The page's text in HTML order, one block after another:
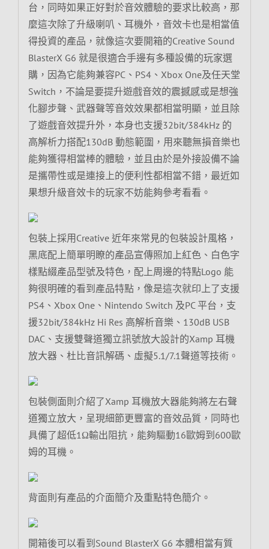
台，同時如果正好對於音效體驗的要求比較高，那
麼這次除了升級喇叭、耳機外，音效卡也是相當值
得投資的產品，就像這次要開箱的Creative Sound
BlasterX G6 就是很適合手邊有多種設備的玩家選
購，因為它能夠兼容PC、PS4、Xbox One及任天堂
Switch，不論是要提升遊戲音效的震撼感或是想強
化腳步聲、武器聲等音效效果都相當明顯，並且除
了遊戲音效提升外，本身也支援32bit/384kHz 的
高解析力搭配130dB 動態範圍，用來聽無損音樂也
能夠獲得相當棒的體驗，並且由於是外接設備不論
是攜帶性或是連接上的便利性都相當不錯，最近如
果想升級音效卡的玩家不妨能夠參考看看。
包裝上採用Creative 近年來常見的包裝設計風格，
黑底配上簡單明瞭的產品宣傳照加上紅色、白色字
樣點綴產品型號及特色，配上周邊的特點Logo 能
夠很明確的看到產品特點，像是這次就印上了支援
PS4、Xbox One、Nintendo Switch 及PC 平台，支
援32bit/384kHz Hi Res 高解析音樂、130dB USB
DAC、支援雙聲道獨立訊號放大設計的Xamp 耳機
放大器、杜比音訊解碼、虛擬5.1/7.1聲道等技術。
包裝側面則介紹了Xamp 耳機放大器能夠將左右聲
道獨立放大，呈現細節更豐富的音效品質，同時也
具備了超低1Ω輸出阻抗，能夠驅動16歐姆到600歐
姆的耳機。
背面則有產品的介面簡介及重點特色簡介。
開箱後可以看到Sound BlasterX G6 本體相當有質